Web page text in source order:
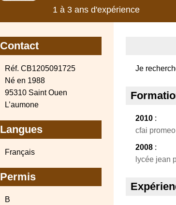
1 à 3 ans d'expérience
Contact
Réf. CB1205091725
Né en 1988
95310 Saint Ouen
L’aumone
Langues
Français
Permis
B
Je
2010 :
cfai
2008 :
lycée jean